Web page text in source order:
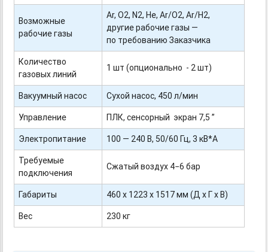
Возможные
рабочие газы
Ar, O2, N2, Не, Ar/O2, Ar/H2,
другие рабочие газы —
по требованию Заказчика
Количество
газовых линий
1 шт (опционально - 2 шт)
Вакуумный насос
Сухой насос, 450 л/мин
Управление
ПЛК, сенсорный экран 7,5 ”
Электропитание
100 — 240 В, 50/60 Гц, 3 кВ*А
Требуемые
подключения
Сжатый воздух 4−6 бар
Габариты
460 х 1223 х 1517 мм (Д х Г х В)
Вес
230 кг